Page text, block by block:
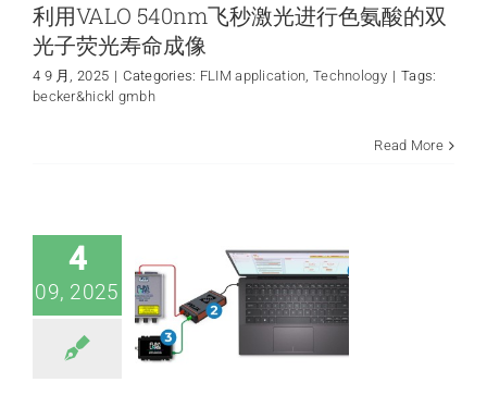
利用VALO 540nm飞秒激光进行色氨酸的双
光子荧光寿命成像
4 9 月, 2025 | Categories: FLIM application, Technology | Tags:
becker&hickl gmbh
Read More
4
09, 2025